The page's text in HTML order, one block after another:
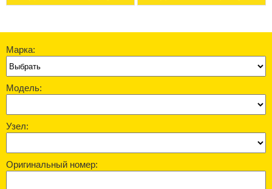
Марка:
Модель:
Узел:
Оригинальный номер: